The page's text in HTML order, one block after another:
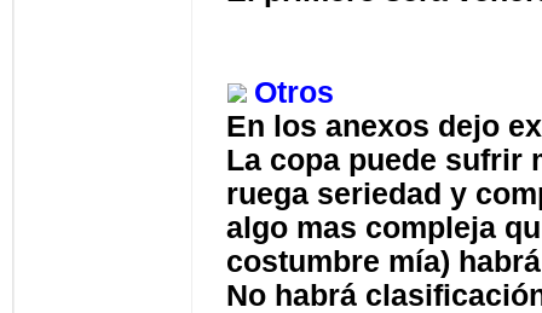
Otros
En los anexos dejo
La copa puede sufrir
ruega seriedad y
algo mas compleja
costumbre mía)
No habrá